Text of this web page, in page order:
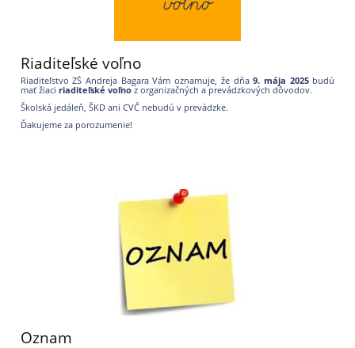
Riaditeľské voľno
Riaditeľstvo ZŠ Andreja Bagara Vám oznamuje, že dňa9. mája 2025budú
mať žiaci riaditeľské voľnoz organizačných a prevádzkových dôvodov.
Školská jedáleň, ŠKD ani CVČ nebudú v prevádzke.
Ďakujeme za porozumenie!
Oznam